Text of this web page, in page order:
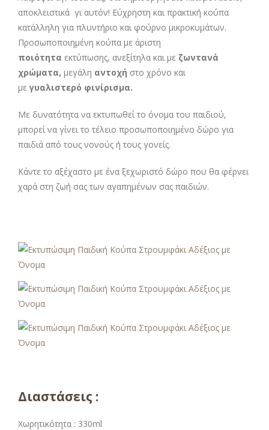
αποκλειστικά γι αυτόν! Εύχρηστη και πρακτική κούπα
κατάλληλη για πλυντήριο και φούρνο μικροκυμάτων.
Προσωποποιημένη κούπα με άριστη
ποιότητα εκτύπωσης, ανεξίτηλα και με ζωντανά
χρώματα, μεγάλη αντοχή στο χρόνο και
με γυαλιστερό φινίρισμα.
Με δυνατότητα να εκτυπωθεί το όνομα του παιδιού,
μπορεί να γίνει το τέλειο προσωποποιημένο δώρο για
παιδιά από τους νονούς ή τους γονείς.
Κάντε το αξέχαστο με ένα ξεχωριστό δώρο που θα φέρνει
χαρά στη ζωή σας των αγαπημένων σας παιδιών.
Διαστάσεις :
Χωρητικότητα : 330ml